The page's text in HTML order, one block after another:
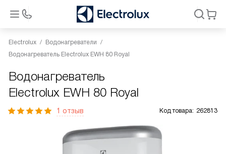
Electrolux
Водонагреватели
Водонагреватель Electrolux EWH 80 Royal
Водонагреватель
Electrolux EWH 80 Royal
1 отзыв Код товара: 262813